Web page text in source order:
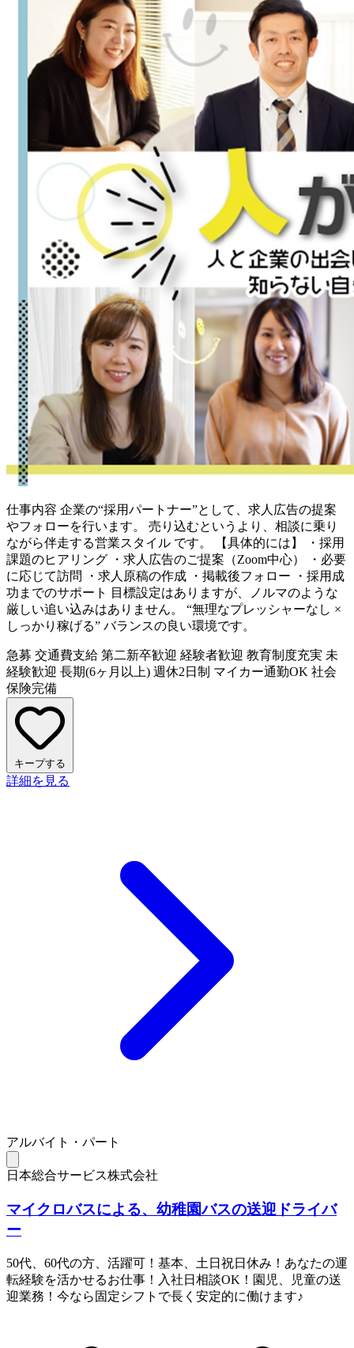
仕事内容 企業の“採用パートナー”として、求人広告の提案
やフォローを行います。 売り込むというより、相談に乗り
ながら伴走する営業スタイル です。 【具体的には】 ・採用
課題のヒアリング ・求人広告のご提案（Zoom中心） ・必要
に応じて訪問 ・求人原稿の作成 ・掲載後フォロー ・採用成
功までのサポート 目標設定はありますが、ノルマのような
厳しい追い込みはありません。 “無理なプレッシャーなし ×
しっかり稼げる” バランスの良い環境です。
急募 交通費支給 第二新卒歓迎 経験者歓迎 教育制度充実 未
経験歓迎 長期(6ヶ月以上) 週休2日制 マイカー通勤OK 社会
保険完備
キープする
詳細を見る
アルバイト・パート
日本総合サービス株式会社
マイクロバスによる、幼稚園バスの送迎ドライバ
ー
50代、60代の方、活躍可！基本、土日祝日休み！あなたの運
転経験を活かせるお仕事！入社日相談OK！園児、児童の送
迎業務！今なら固定シフトで長く安定的に働けます♪